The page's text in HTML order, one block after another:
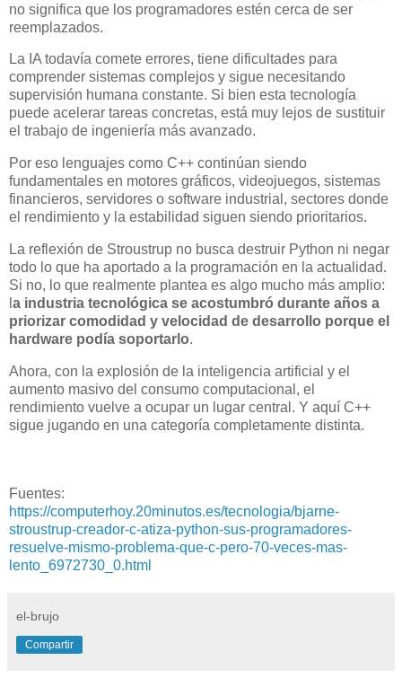
no significa que los programadores estén cerca de ser
reemplazados.
La IA todavía comete errores, tiene dificultades para
comprender sistemas complejos y sigue necesitando
supervisión humana constante. Si bien esta tecnología
puede acelerar tareas concretas, está muy lejos de sustituir
el trabajo de ingeniería más avanzado.
Por eso lenguajes como C++ continúan siendo
fundamentales en motores gráficos, videojuegos, sistemas
financieros, servidores o software industrial, sectores donde
el rendimiento y la estabilidad siguen siendo prioritarios.
La reflexión de Stroustrup no busca destruir Python ni negar
todo lo que ha aportado a la programación en la actualidad.
Si no, lo que realmente plantea es algo mucho más amplio:
a industria tecnológica se acostumbró durante años a
priorizar comodidad y velocidad de desarrollo porque el
hardware podía soportarlo.
Ahora, con la explosión de la inteligencia artificial y el
aumento masivo del consumo computacional, el
rendimiento vuelve a ocupar un lugar central. Y aquí C++
sigue jugando en una categoría completamente distinta.
Fuentes:
https://computerhoy.20minutos.es/tecnologia/bjarne-
stroustrup-creador-c-atiza-python-sus-programadores-
resuelve-mismo-problema-que-c-pero-70-veces-mas-
lento_6972730_0.html
el-brujo
Compartir